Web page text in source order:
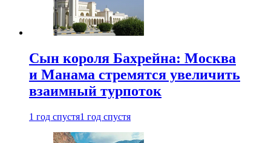
Сын короля Бахрейна: Москва
и Манама стремятся увеличить
взаимный турпоток
1 год спустя1 год спустя